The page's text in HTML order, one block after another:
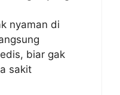
nyaman di
biar gak
sakit